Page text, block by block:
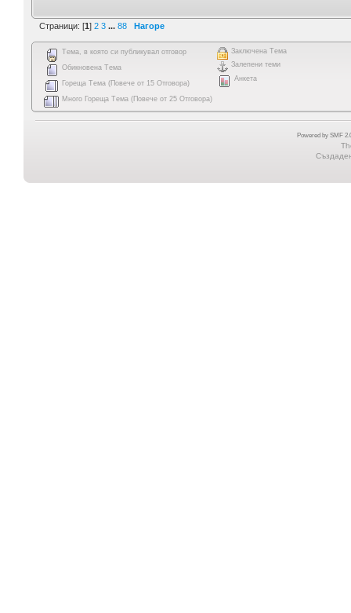
Страници: [1] 2 3 ... 88 Нагоре
Тема, в която си публикувал отговор
Обикновена Тема
Гореща Тема (Повече от 15 Отговора)
Много Гореща Тема (Повече от 25 Отговора)
Заключена Тема
Залепени теми
Анкета
Powered by SMF